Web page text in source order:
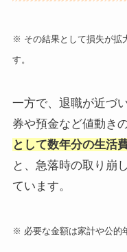
※ その結果として損失が拡
す。
一方で、退職が近づ
券や預金など値動き
として数年分の生活
と、急落時の取り崩
ています。
※ 必要な金額は家計や公的